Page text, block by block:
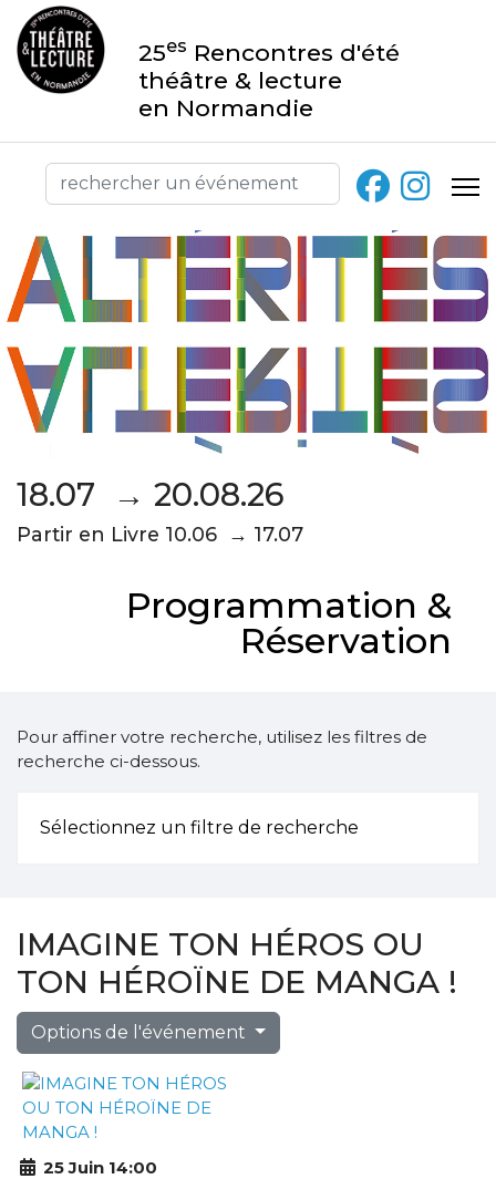
25es Rencontres d'été
théâtre & lecture
en Normandie
18.07 → 20.08.26
Partir en Livre 10.06 → 17.07
Programmation &
Réservation
Pour affiner votre recherche, utilisez les filtres de
recherche ci-dessous.
Sélectionnez un filtre de recherche
IMAGINE TON HÉROS OU
TON HÉROÏNE DE MANGA !
Options de l'événement
25 Juin 14:00